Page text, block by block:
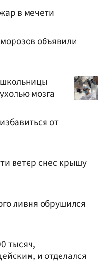
в мечети
объявили
мозга
от
ветер снес крышу
ливня обрушился
тысяч,
и отделался